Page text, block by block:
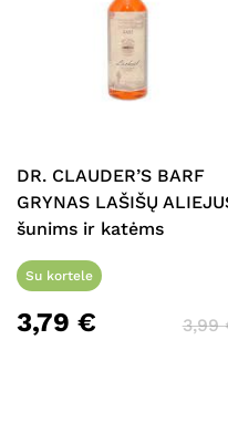
DR. CLAUDER’S BARF
GRYNAS LAŠIŠŲ
šunims ir katėms
Su kortele
3,79 € 3,99